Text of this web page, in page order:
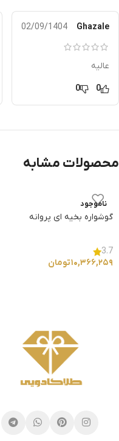
Ghazale
02/09/1404
عالیه
0
0
محصولات مشابه
ناموجود
گوشواره بخیه ای پروانه
3.7
۱۰,۳۶۶,۲۵۹تومان